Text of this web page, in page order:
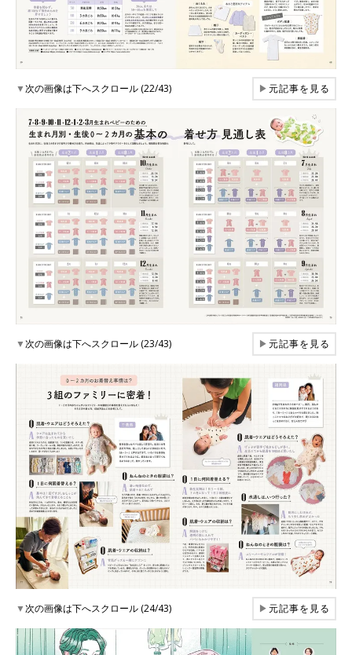
▼次の画像は下へスクロール (22/43) ▶元記事を見る
▼次の画像は下へスクロール (23/43) ▶元記事を見る
▼次の画像は下へスクロール (24/43) ▶元記事を見る